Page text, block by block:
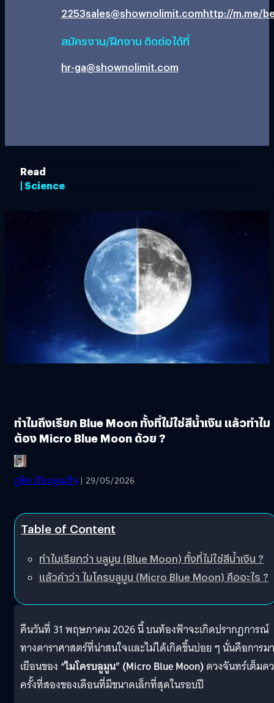
2253sales@shownolimit.comhttp://m.me/
สมัครงาน/ฝึกงาน ติดต่อได้ที่
hr-ga@shownolimit.com
Read
| Science
ทำไมถึงเรียก Blue Moon ทั้งที่ไม่ใช่สีน้ำเงิน แล้วทำไม
ต้อง Micro Blue Moon ด้วย ?
ภูษิต เรืองอุดมกิจ | 29/05/2026
Table of Content
ทำไมเรียกว่า บลูมูน (Blue Moon) ทั้งที่ไม่ใช่สีน้ำเงิน ?
แล้วคำว่า ไมโครบลูมูน (Micro Blue Moon) คืออะไร ?
คืนวันที่ 31 พฤษภาคม 2026 นี้ บนท้องฟ้าจะเกิดปรากฏการณ์
ทางดาราศาสตร์ที่น่าสนใจและไม่ได้เกิดขึ้นบ่อย ๆ นั่นคือการมา
เยือนของ “ไมโครบลูมูน” (Micro Blue Moon)ดวงจันทร์เต็มด
ครั้งที่สองของเดือนที่มีขนาดเล็กที่สุดในรอบปี